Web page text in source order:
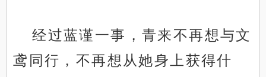
经过蓝谨一事，青来不再想与文
鸢同行，不再想从她身上获得什